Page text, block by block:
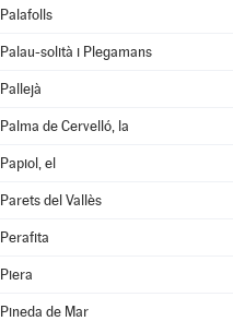
Palafolls
Palau-solità i Plegamans
Pallejà
Palma de Cervelló, la
Papiol, el
Parets del Vallès
Perafita
Piera
Pineda de Mar